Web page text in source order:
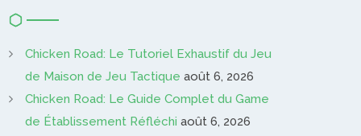
Chicken Road: Le Tutoriel Exhaustif du Jeu
de Maison de Jeu Tactique août 6, 2026
Chicken Road: Le Guide Complet du Game
de Établissement Réfléchi août 6, 2026